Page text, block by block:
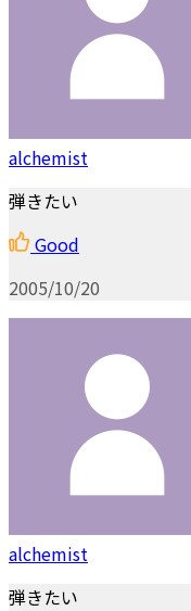
alchemist
弾きたい
Good
2005/10/20
alchemist
弾きたい